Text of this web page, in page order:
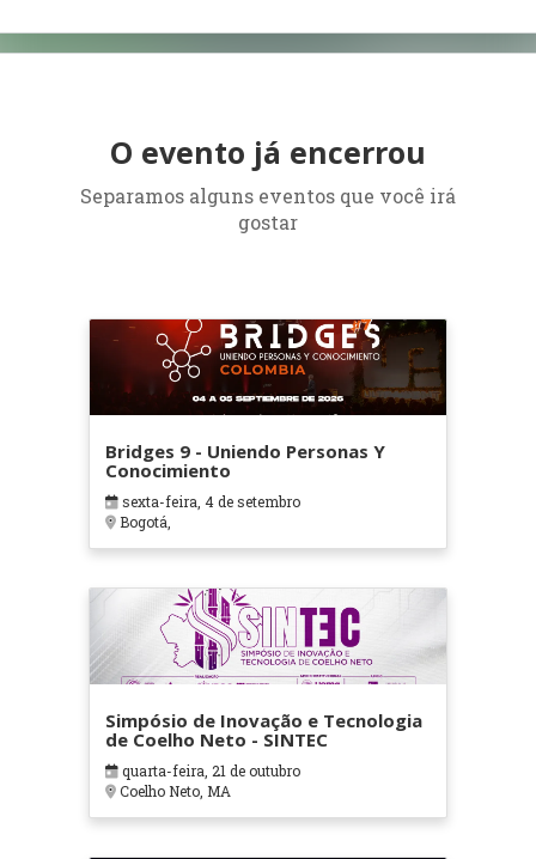
O evento já encerrou
Separamos alguns eventos que você irá
gostar
Bridges 9 - Uniendo Personas Y
Conocimiento
sexta-feira, 4 de setembro
Bogotá,
Simpósio de Inovação e Tecnologia
de Coelho Neto - SINTEC
quarta-feira, 21 de outubro
Coelho Neto, MA